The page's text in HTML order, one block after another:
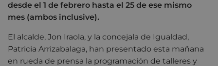
desde el 1 de febrero hasta el 25 de ese mismo
mes (ambos inclusive).
El alcalde, Jon Iraola, y la concejala de Igualdad,
Patricia Arrizabalaga, han presentado esta mañana
en rueda de prensa la programación de talleres y